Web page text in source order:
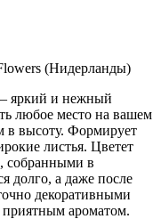
(Нидерланды)
яркий и нежный
любое место на вашем
в высоту. Формирует
листья. Цветет
собранными в
долго, а даже после
декоративными
приятным ароматом.